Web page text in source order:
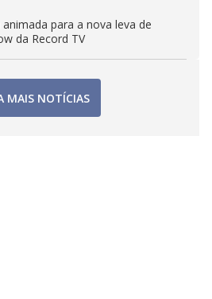
para a nova leva de
da Record TV
MAIS NOTÍCIAS